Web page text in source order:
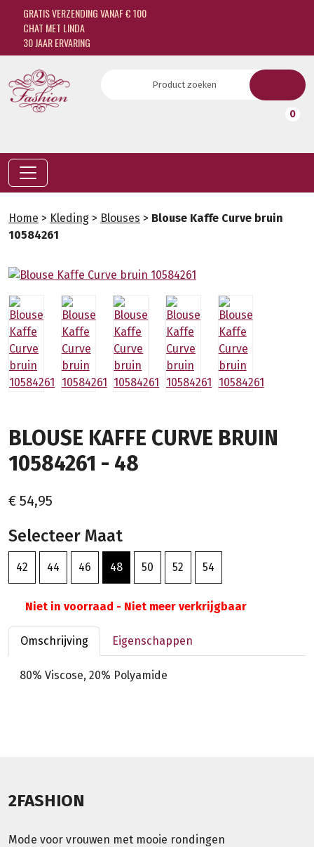
GRATIS VERZENDING VANAF € 100
CHAT MET LINDA
30 JAAR ERVARING
0
Home > Kleding > Blouses > Blouse Kaffe Curve bruin
10584261
BLOUSE KAFFE CURVE BRUIN
10584261 - 48
€ 54,95
Selecteer Maat
42 44 46 48 50 52 54
Niet in voorraad - Niet meer verkrijgbaar
Omschrijving Eigenschappen
80% Viscose, 20% Polyamide
2FASHION
Mode voor vrouwen met mooie rondingen